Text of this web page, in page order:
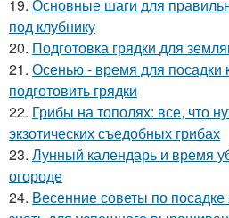
19. Основные шаги для
под клубнику
20. Подготовка грядки для
21. Осенью - время для посадки
подготовить грядки
22. Грибы на тополях: все, что
экзотических съедобных грибах
23. Лунный календарь и время
огороде
24. Весенние советы по